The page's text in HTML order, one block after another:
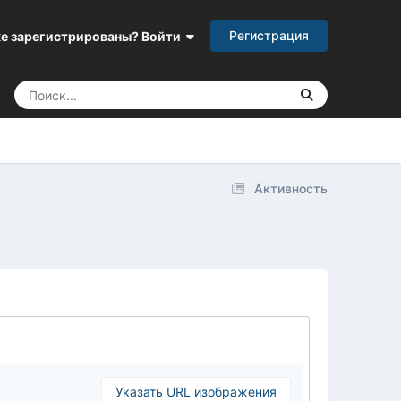
зарегистрированы? Войти Регистрация
Активность
Указать URL изображения